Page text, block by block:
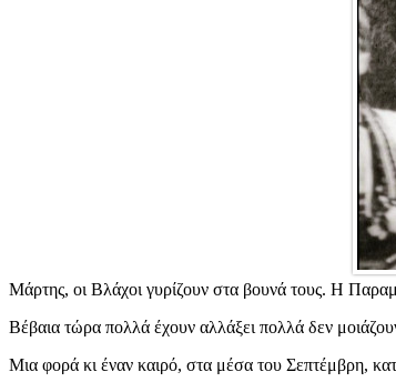
Μάρτης, οι Βλάχοι γυρίζουν στα βουνά τους. Η
Βέβαια τώρα πολλά έχουν αλλάξει πολλά δεν
Μια φορά κι έναν καιρό, στα μέσα του Σεπτέμβρη,